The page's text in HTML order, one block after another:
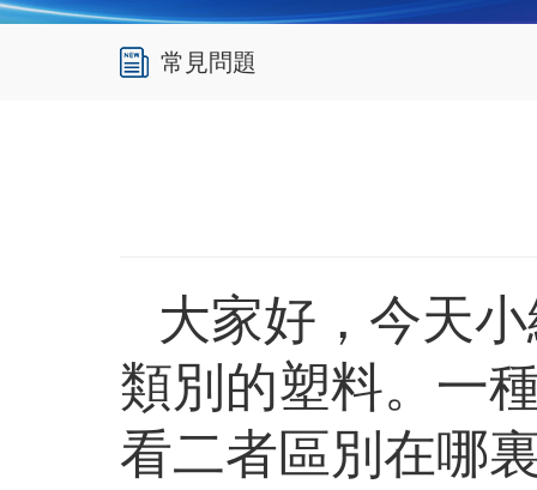
常見問題
大家好，今天
類別的塑料。一
看二者區別在哪